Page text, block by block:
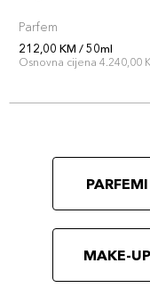
Parfem
212,00 KM / 50ml
Osnovna cijena 4.240,00
PARFEMI
MAKE-UP